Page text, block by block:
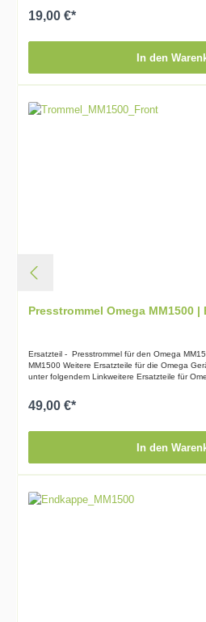
19,00 €*
In den
Presstrommel Omega MM1500
Ersatzteil - Presstrommel für den Omega
MM1500 Weitere Ersatzteile für die Omega
unter folgendem Linkweitere Ersatzteile für
49,00 €*
In den